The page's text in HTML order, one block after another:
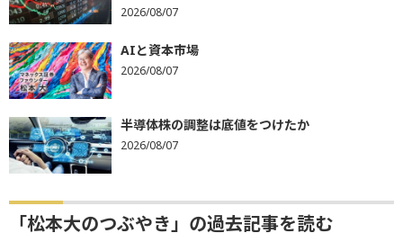
2026/08/07
AIと資本市場
2026/08/07
半導体株の調整は底値をつけたか
2026/08/07
「松本大のつぶやき」の過去記事を読む